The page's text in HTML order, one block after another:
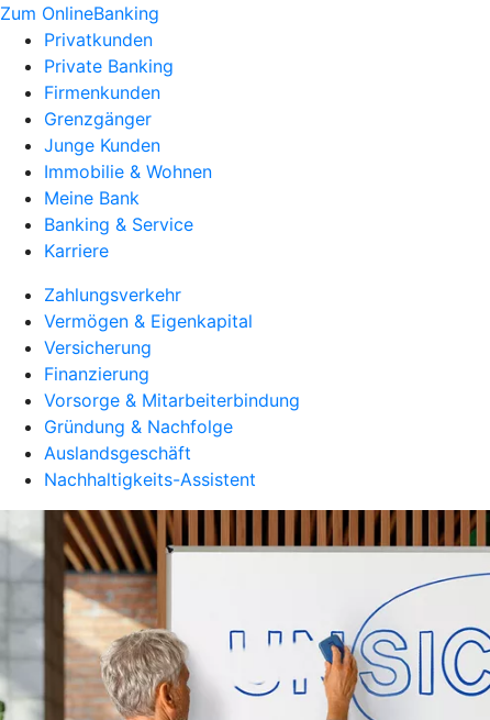
Zum OnlineBanking
Privatkunden
Private Banking
Firmenkunden
Grenzgänger
Junge Kunden
Immobilie & Wohnen
Meine Bank
Banking & Service
Karriere
Zahlungsverkehr
Vermögen & Eigenkapital
Versicherung
Finanzierung
Vorsorge & Mitarbeiterbindung
Gründung & Nachfolge
Auslandsgeschäft
Nachhaltigkeits-Assistent